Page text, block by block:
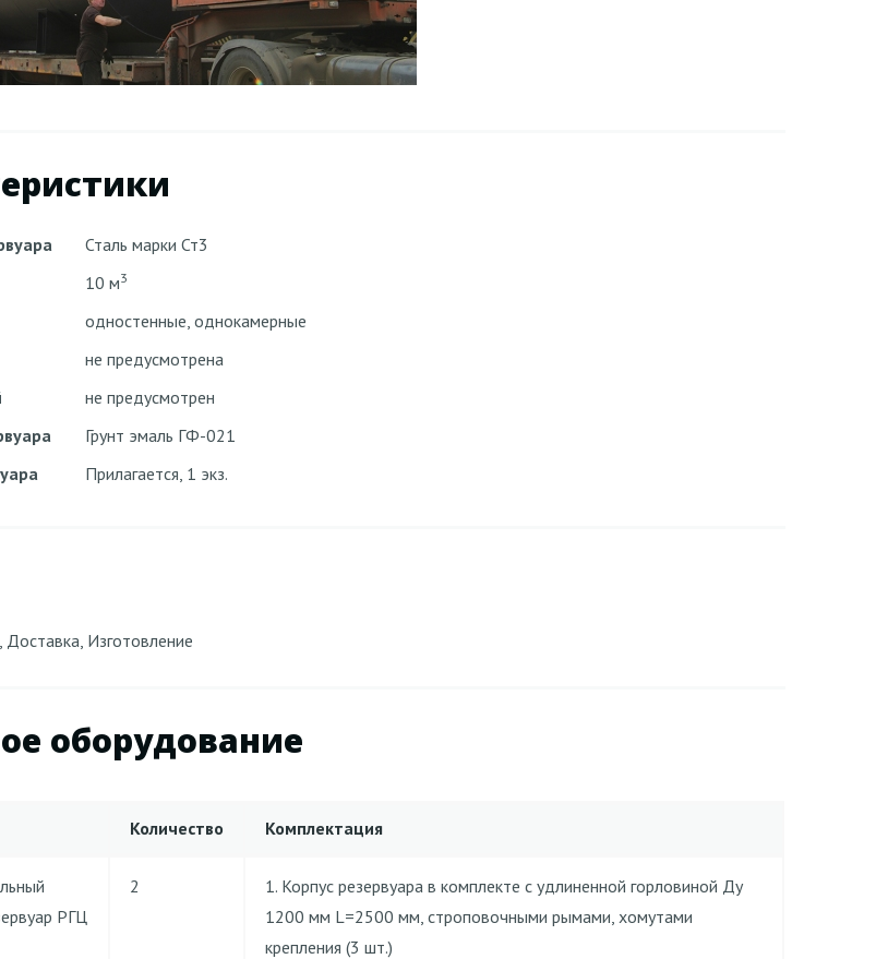
Сталь марки Ст3
10 м3
одностенные, однокамерные
не предусмотрена
не предусмотрен
Грунт эмаль ГФ-021
Прилагается, 1 экз.
Изготовление
оборудование
Количество Комплектация
РГЦ
2
1. Корпус резервуара в комплекте с удлиненной горловиной Ду
1200 мм L=2500 мм, строповочными рымами, хомутами
крепления (3 шт.)